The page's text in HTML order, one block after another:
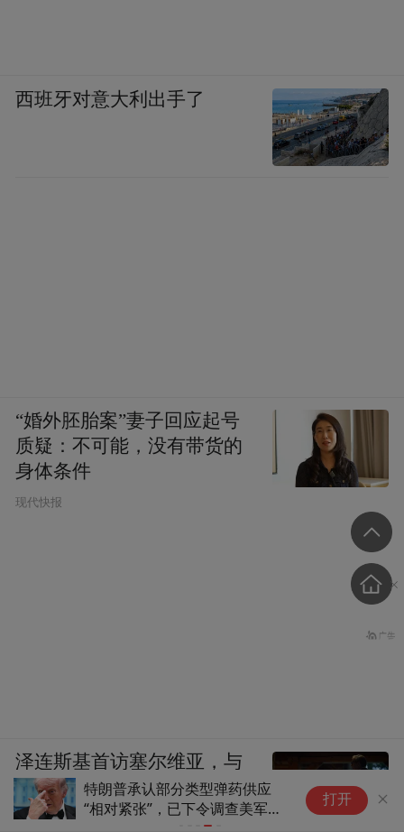
特朗普承认部分类型弹药供应
“相对紧张”，已下令调查美军弹
打开
西班牙对意大利出手了
“婚外胚胎案”妻子回应起号
质疑：不可能，没有带货的
身体条件
现代快报
泽连斯基首访塞尔维亚，与
武契奇展开会谈